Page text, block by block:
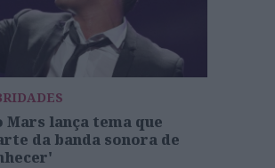
Mars lança tema que
da banda sonora de